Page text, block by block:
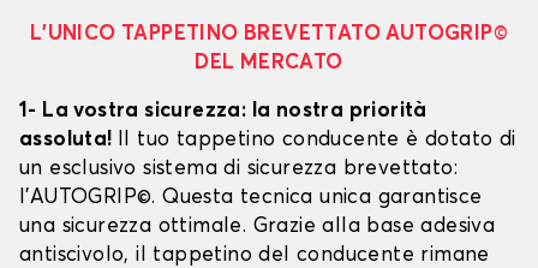
L’UNICO TAPPETINO BREVETTATO AUTOGRIP©
DEL MERCATO
1- La vostra sicurezza: la nostra priorità
assoluta! Il tuo tappetino conducente è dotato di
un esclusivo sistema di sicurezza brevettato:
l’AUTOGRIP©. Questa tecnica unica garantisce
una sicurezza ottimale. Grazie alla base adesiva
antiscivolo, il tappetino del conducente rimane